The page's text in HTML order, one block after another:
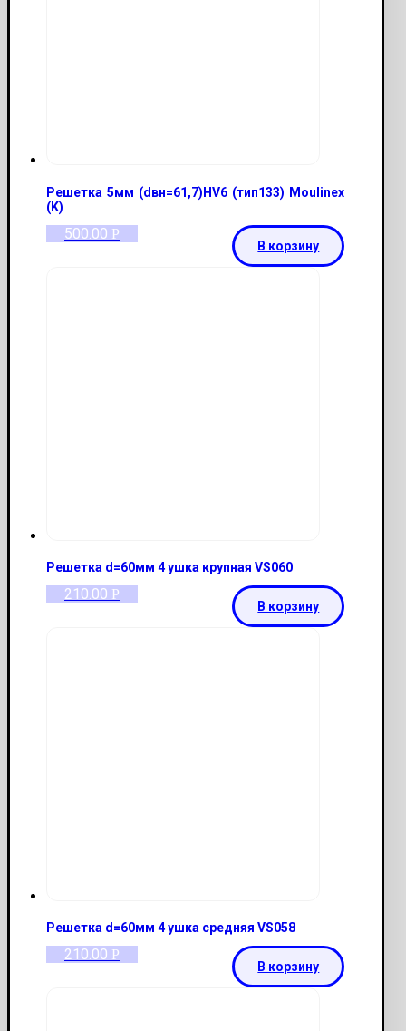
Решетка 5мм (dвн=61,7)HV6 (тип133) Moulinex
(K)
500.00 Р
В корзину
Решетка d=60мм 4 ушка крупная VS060
210.00 Р
В корзину
Решетка d=60мм 4 ушка средняя VS058
210.00 Р
В корзину